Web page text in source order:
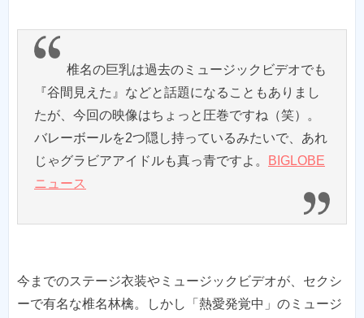
椎名の巨乳は過去のミュージックビデオでも
『谷間見えた』などと話題になることもありまし
たが、今回の映像はちょっと圧巻ですね（笑）。
バレーボールを2つ隠し持っているみたいで、あれ
じゃグラビアアイドルも真っ青ですよ。
BIGLOBE
ニュース
今までのステージ衣装やミュージックビデオが、セクシ
ーで有名な椎名林檎。しかし「熱愛発覚中」のミュージ